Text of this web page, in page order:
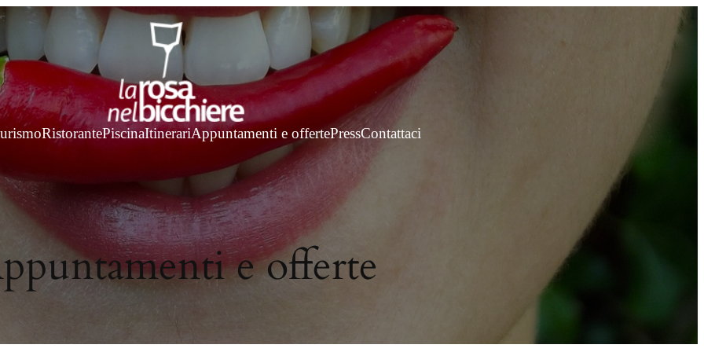
RistorantePiscinaItinerariAppuntamenti e offertePressContattaci
e offerte